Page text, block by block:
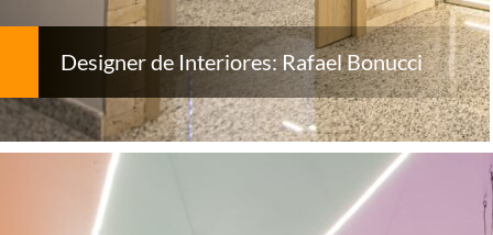
Designer de Interiores: Rafael Bonucci